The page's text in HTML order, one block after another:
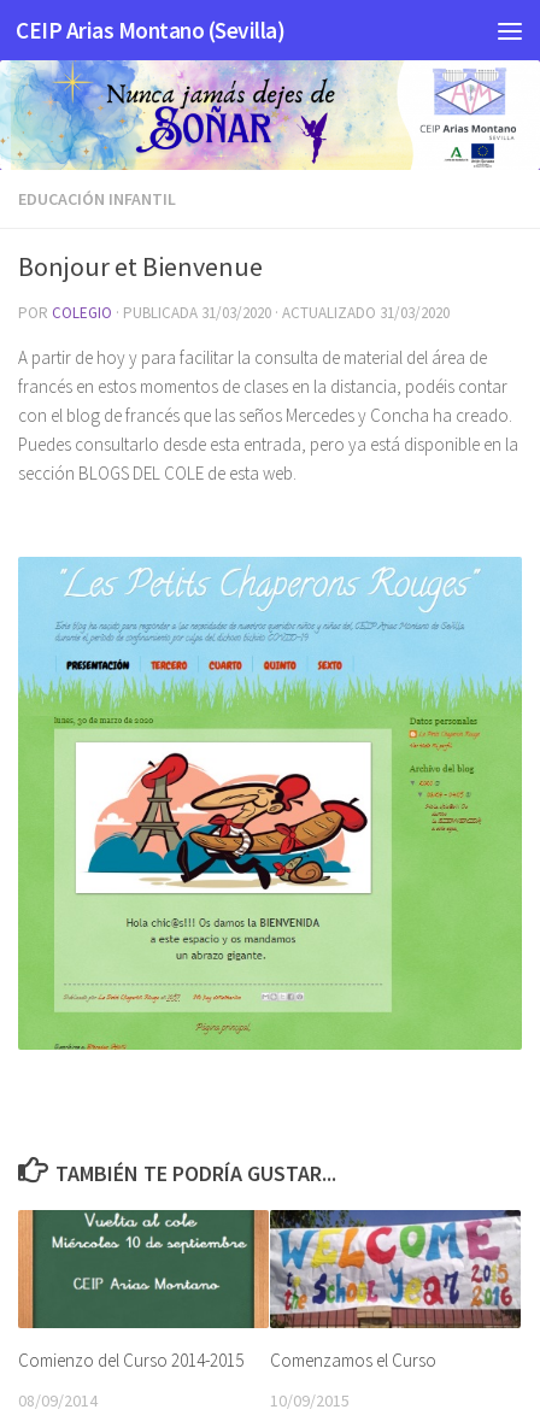
Saltar al contenido
CEIP Arias Montano (Sevilla)
EDUCACIÓN INFANTIL
Bonjour et Bienvenue
POR COLEGIO · PUBLICADA 31/03/2020 · ACTUALIZADO 31/03/2020
A partir de hoy y para facilitar la consulta de material del área de
francés en estos momentos de clases en la distancia, podéis contar
con el blog de francés que las seños Mercedes y Concha ha creado.
Puedes consultarlo desde esta entrada, pero ya está disponible en la
sección BLOGS DEL COLE de esta web.
TAMBIÉN TE PODRÍA GUSTAR...
Comienzo del Curso 2014-2015
08/09/2014
Comenzamos el Curso
10/09/2015